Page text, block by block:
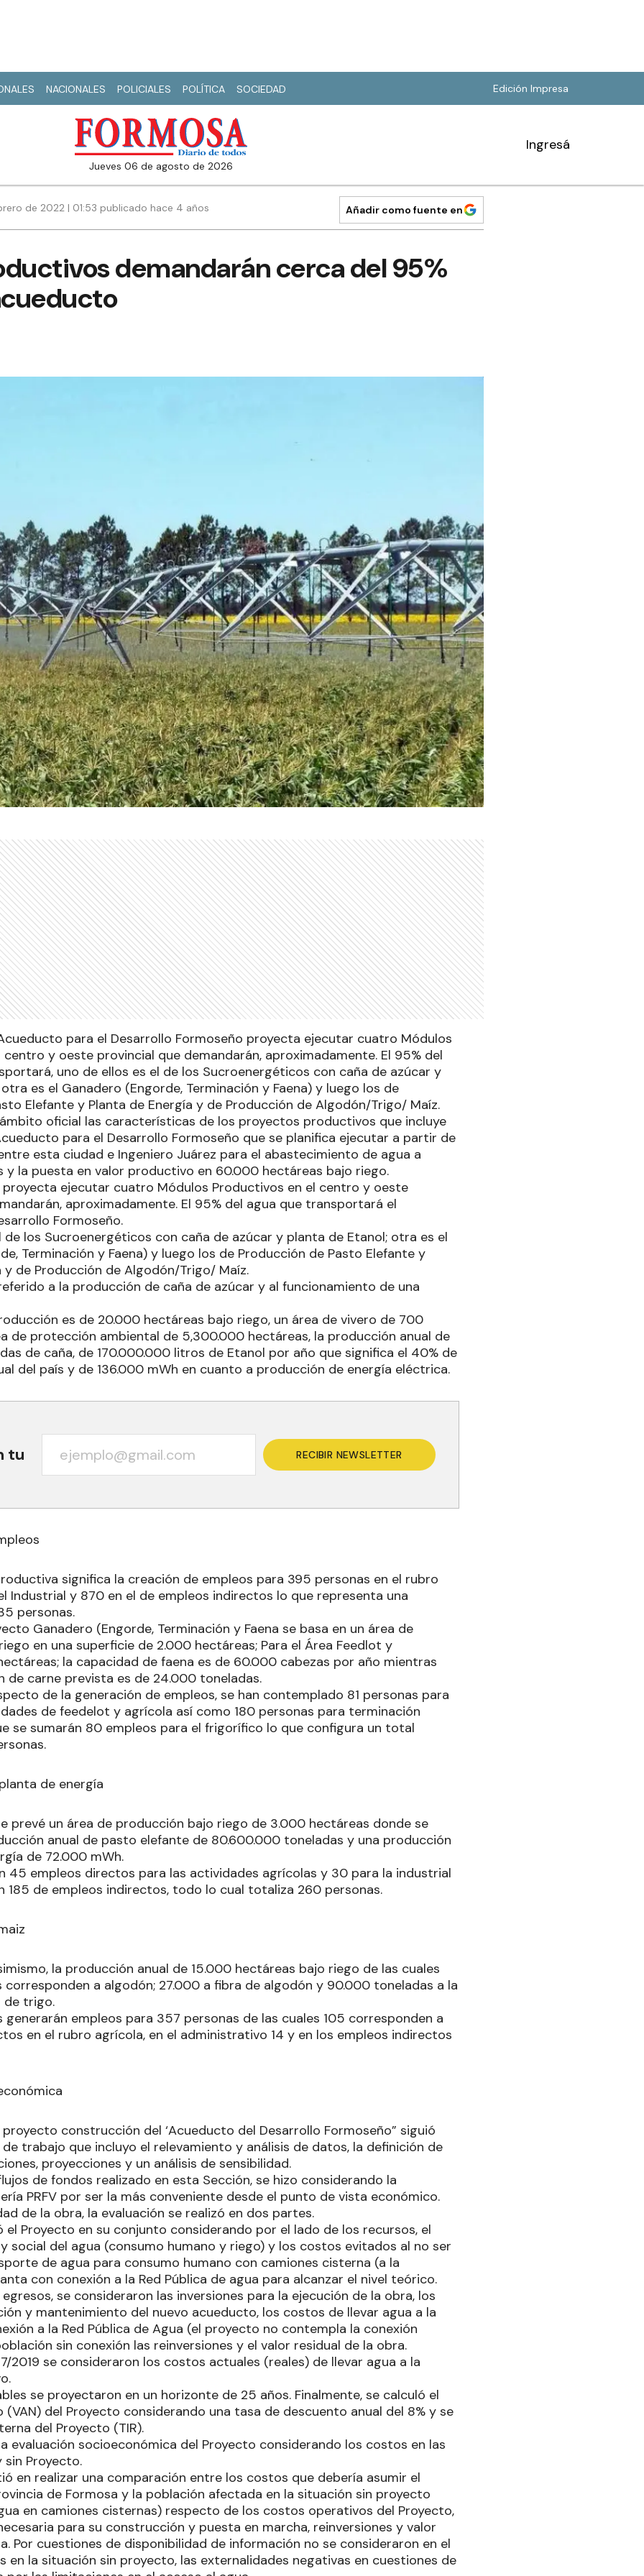
NACIONALES POLICIALES POLÍTICA SOCIEDAD Edición Impresa
jueves 06 de agosto de 2026
Ingresá
de 2022 | 01:53 publicado hace 4 años Añadir como fuente en
demandarán cerca del 95%
para el Desarrollo Formoseño proyecta ejecutar cuatro Módulos
y oeste provincial que demandarán, aproximadamente. El 95% del
uno de ellos es el de los Sucroenergéticos con caña de azúcar y
es el Ganadero (Engorde, Terminación y Faena) y luego los de
Elefante y Planta de Energía y de Producción de Algodón/Trigo/ Maíz.
oficial las características de los proyectos productivos que incluye
para el Desarrollo Formoseño que se planifica ejecutar a partir de
esta ciudad e Ingeniero Juárez para el abastecimiento de agua a
y la puesta en valor productivo en 60.000 hectáreas bajo riego.
proyecta ejecutar cuatro Módulos Productivos en el centro y oeste
aproximadamente. El 95% del agua que transportará el
Formoseño.
de los Sucroenergéticos con caña de azúcar y planta de Etanol; otra es el
Terminación y Faena) y luego los de Producción de Pasto Elefante y
y de Producción de Algodón/Trigo/ Maíz.
a la producción de caña de azúcar y al funcionamiento de una
es de 20.000 hectáreas bajo riego, un área de vivero de 700
de protección ambiental de 5,300.000 hectáreas, la producción anual de
de caña, de 170.000.000 litros de Etanol por año que significa el 40% de
del país y de 136.000 mWh en cuanto a producción de energía eléctrica.
tu RECIBIR NEWSLETTER
significa la creación de empleos para 395 personas en el rubro
Industrial y 870 en el de empleos indirectos lo que representa una
personas.
Ganadero (Engorde, Terminación y Faena se basa en un área de
en una superficie de 2.000 hectáreas; Para el Área Feedlot y
la capacidad de faena es de 60.000 cabezas por año mientras
de carne prevista es de 24.000 toneladas.
de la generación de empleos, se han contemplado 81 personas para
de feedelot y agrícola así como 180 personas para terminación
se sumarán 80 empleos para el frigorífico lo que configura un total
de energía
prevé un área de producción bajo riego de 3.000 hectáreas donde se
anual de pasto elefante de 80.600.000 toneladas y una producción
de 72.000 mWh.
45 empleos directos para las actividades agrícolas y 30 para la industrial
185 de empleos indirectos, todo lo cual totaliza 260 personas.
la producción anual de 15.000 hectáreas bajo riego de las cuales
a algodón; 27.000 a fibra de algodón y 90.000 toneladas a la
de trigo.
generarán empleos para 357 personas de las cuales 105 corresponden a
en el rubro agrícola, en el administrativo 14 y en los empleos indirectos
construcción del ‘Acueducto del Desarrollo Formoseño” siguió
trabajo que incluyo el relevamiento y análisis de datos, la definición de
proyecciones y un análisis de sensibilidad.
de fondos realizado en esta Sección, se hizo considerando la
PRFV por ser la más conveniente desde el punto de vista económico.
de la obra, la evaluación se realizó en dos partes.
el Proyecto en su conjunto considerando por el lado de los recursos, el
social del agua (consumo humano y riego) y los costos evitados al no ser
de agua para consumo humano con camiones cisterna (a la
con conexión a la Red Pública de agua para alcanzar el nivel teórico.
se consideraron las inversiones para la ejecución de la obra, los
y mantenimiento del nuevo acueducto, los costos de llevar agua a la
a la Red Pública de Agua (el proyecto no contempla la conexión
sin conexión las reinversiones y el valor residual de la obra.
2019 se consideraron los costos actuales (reales) de llevar agua a la
se proyectaron en un horizonte de 25 años. Finalmente, se calculó el
del Proyecto considerando una tasa de descuento anual del 8% y se
del Proyecto (TIR).
evaluación socioeconómica del Proyecto considerando los costos en las
Proyecto.
en realizar una comparación entre los costos que debería asumir el
de Formosa y la población afectada en la situación sin proyecto
en camiones cisternas) respecto de los costos operativos del Proyecto,
para su construcción y puesta en marcha, reinversiones y valor
Por cuestiones de disponibilidad de información no se consideraron en el
en la situación sin proyecto, las externalidades negativas en cuestiones de